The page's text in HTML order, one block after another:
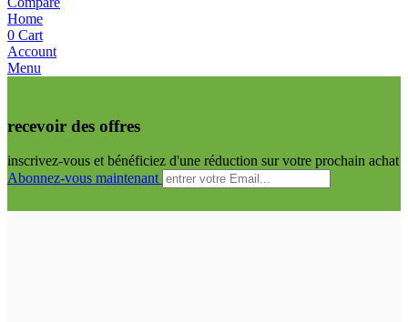
Home
0 Cart
Account
Menu
recevoir des offres
inscrivez-vous et bénéficiez d'une réduction sur votre prochain achat
Abonnez-vous maintenant